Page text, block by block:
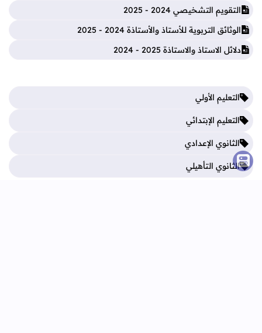
التقويم التشخيصي 2024 - 2025
الوثائق التربوية للأستاذ والأستاذة 2024 - 2025
دلائل الاستاذ والاستاذة 2025 - 2024
التعليم الأولي
التعليم الإبتدائي
الثانوي الإعدادي
الثانوي التأهيلي